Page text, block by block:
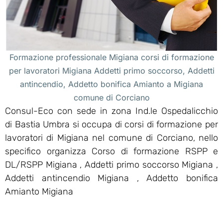
Formazione professionale Migiana corsi di formazione
per lavoratori Migiana Addetti primo soccorso, Addetti
antincendio, Addetto bonifica Amianto a Migiana
comune di Corciano
Consul-Eco con sede in zona Ind.le Ospedalicchio
di Bastia Umbra si occupa di corsi di formazione per
lavoratori di Migiana nel comune di Corciano, nello
specifico organizza Corso di formazione RSPP e
DL/RSPP Migiana , Addetti primo soccorso Migiana ,
Addetti antincendio Migiana , Addetto bonifica
Amianto Migiana